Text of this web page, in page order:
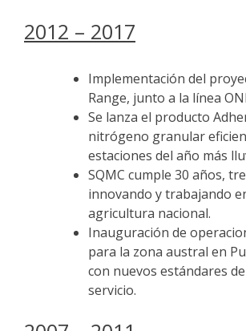
2012 – 2017
Implementación del
Range, junto a la línea
Se lanza el producto
nitrógeno granular
estaciones del año más
SQMC cumple 30 años,
innovando y trabajando
agricultura nacional.
Inauguración de
para la zona austral en
con nuevos estándares
servicio.